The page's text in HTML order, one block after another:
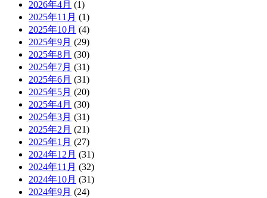
2026年4月 (1)
2025年11月 (1)
2025年10月 (4)
2025年9月 (29)
2025年8月 (30)
2025年7月 (31)
2025年6月 (31)
2025年5月 (20)
2025年4月 (30)
2025年3月 (31)
2025年2月 (21)
2025年1月 (27)
2024年12月 (31)
2024年11月 (32)
2024年10月 (31)
2024年9月 (24)